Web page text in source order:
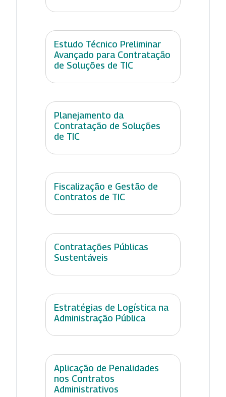
Estudo Técnico Preliminar
Avançado para Contratação
de Soluções de TIC
Planejamento da
Contratação de Soluções
de TIC
Fiscalização e Gestão de
Contratos de TIC
Contratações Públicas
Sustentáveis
Estratégias de Logística na
Administração Pública
Aplicação de Penalidades
nos Contratos
Administrativos